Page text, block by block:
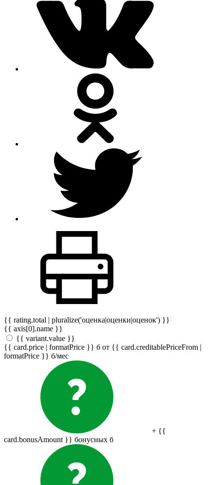
{{ rating.total | pluralize('оценка|оценки|оценок') }}
{{ axis[0].name }}
{{ variant.value }}
{{ card.price | formatPrice }} б от {{ card.creditablePriceFrom |
formatPrice }} б/мес
+ {{
card.bonusAmount }} бонусных б